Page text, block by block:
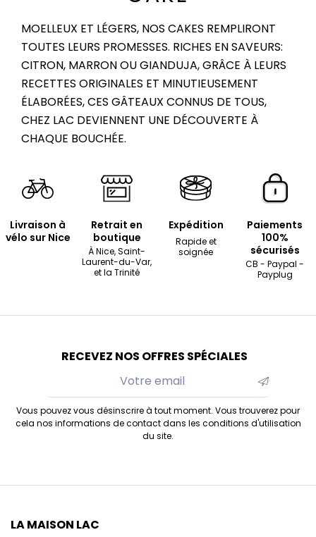
MOELLEUX ET LÉGERS, NOS CAKES REMPLIRONT
TOUTES LEURS PROMESSES. RICHES EN SAVEURS:
CITRON, MARRON OU GIANDUJA, GRÂCE À LEURS
RECETTES ORIGINALES ET MINUTIEUSEMENT
ÉLABORÉES, CES GÂTEAUX CONNUS DE TOUS,
CHEZ LAC DEVIENNENT UNE DÉCOUVERTE À
CHAQUE BOUCHÉE.
Livraison à
vélo sur Nice
Retrait en
boutique
À Nice, Saint-
Laurent-du-Var,
et la Trinité
Expédition
Rapide et
soignée
Paiements
100%
sécurisés
CB - Paypal -
Payplug
RECEVEZ NOS OFFRES SPÉCIALES
Vous pouvez vous désinscrire à tout moment. Vous trouverez pour
cela nos informations de contact dans les conditions d'utilisation
du site.
LA MAISON LAC